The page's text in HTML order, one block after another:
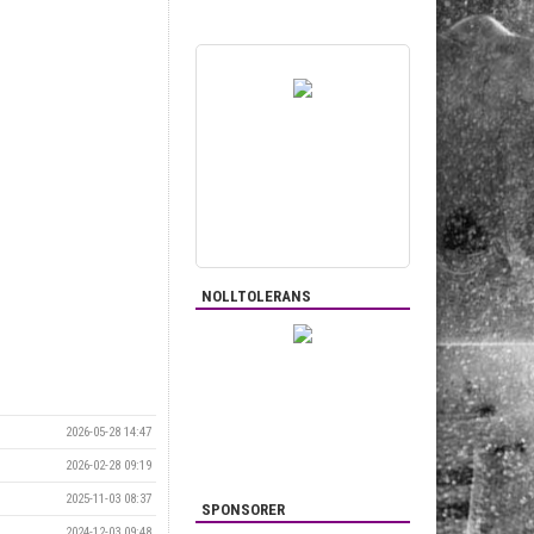
2026-05-28 14:47
2026-02-28 09:19
2025-11-03 08:37
NOLLTOLERANS
SPONSORER